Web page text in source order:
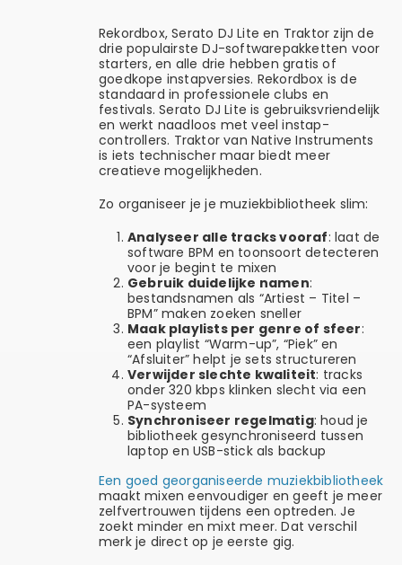
Rekordbox, Serato DJ Lite en Traktor zijn de
drie populairste DJ-softwarepakketten voor
starters, en alle drie hebben gratis of
goedkope instapversies. Rekordbox is de
standaard in professionele clubs en
festivals. Serato DJ Lite is gebruiksvriendelijk
en werkt naadloos met veel instap-
controllers. Traktor van Native Instruments
is iets technischer maar biedt meer
creatieve mogelijkheden.
Zo organiseer je je muziekbibliotheek slim:
Analyseer alle tracks vooraf: laat de
software BPM en toonsoort detecteren
voor je begint te mixen
Gebruik duidelijke namen:
bestandsnamen als “Artiest – Titel –
BPM” maken zoeken sneller
Maak playlists per genre of sfeer:
een playlist “Warm-up”, “Piek” en
“Afsluiter” helpt je sets structureren
Verwijder slechte kwaliteit: tracks
onder 320 kbps klinken slecht via een
PA-systeem
Synchroniseer regelmatig: houd je
bibliotheek gesynchroniseerd tussen
laptop en USB-stick als backup
Een goed georganiseerde muziekbibliotheek
maakt mixen eenvoudiger en geeft je meer
zelfvertrouwen tijdens een optreden. Je
zoekt minder en mixt meer. Dat verschil
merk je direct op je eerste gig.